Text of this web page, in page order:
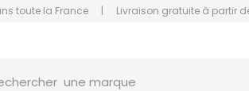
toute la France | Livraison gratuite à partir